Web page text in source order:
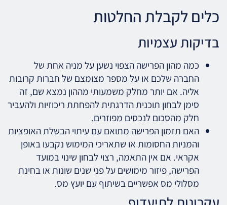
כלים לקבלת החלטות
בדיקות עצמיות
כמה מהון הפרישה הצפוי נשען על מניה אחת של
החברה שלכם או על מספר מצומצם של חברות קרובות
אליה. אם יותר מחלק משמעותי מההון נמצא שם, זה
סימן לבחון תוכנית הדרגתית להפחתת ריכוזיות ולהעביר
חלק מהסכום לנכסים מפוזרים.
האם תזמון הפרישה מתואם עם עיתוי הבשלת האופציות
והמניות החסומות או שתאריכי המימוש נקבעו באופן
אקראי. אם אין התאמה, רצוי לבחון שינוי במועד
הפרישה, פיזור מימושים על פני שנים שונות או בחינת
מסלולי מס אפשריים בשיתוף עם יועץ מס.